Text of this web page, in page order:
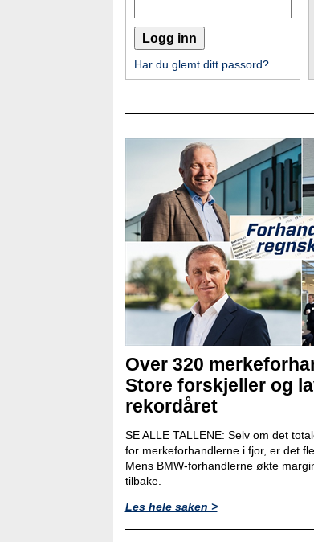
Har du glemt ditt passord?
Over 320
Store forskjeller og
rekordåret
SE ALLE TALLENE: Selv om det
for merkeforhandlerne i fjor, er det
Mens BMW-forhandlerne økte
tilbake.
Les hele saken >